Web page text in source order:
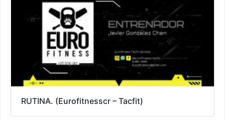
RUTINA. (Eurofitnesscr – Tacfit)